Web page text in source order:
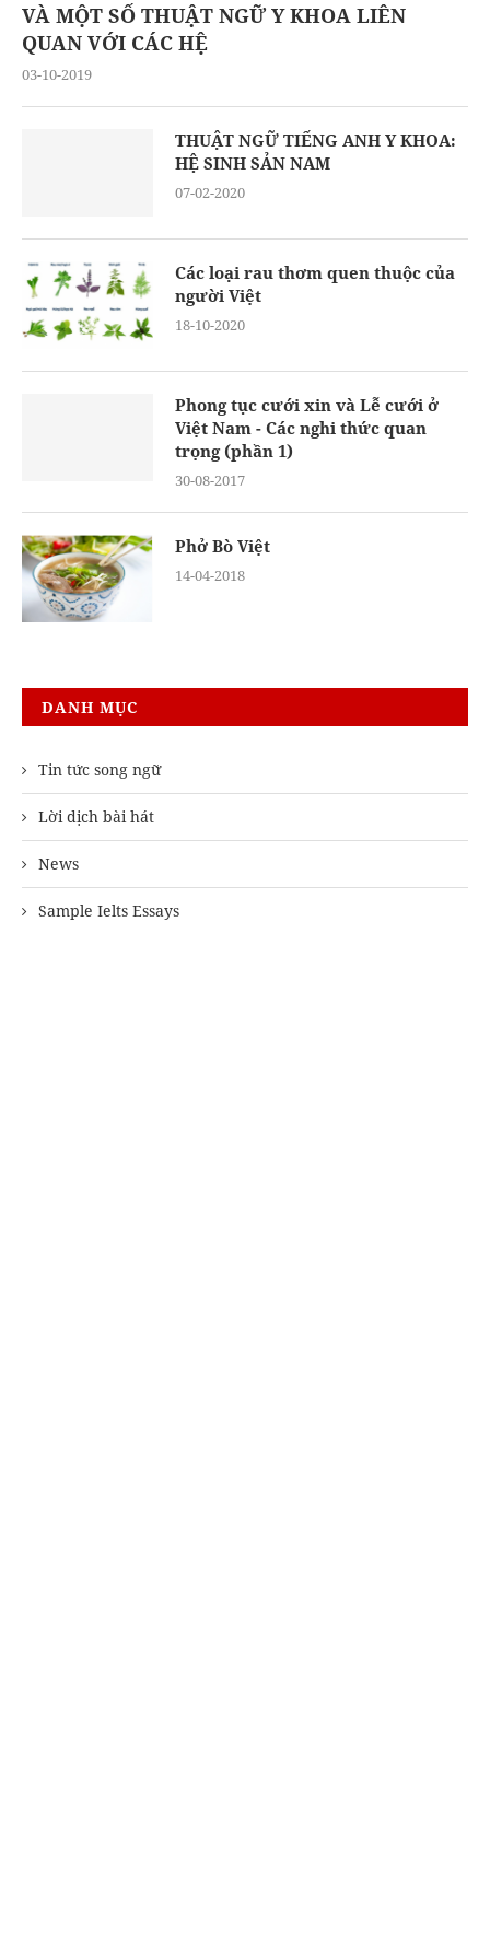
VÀ MỘT SỐ THUẬT NGỮ Y KHOA LIÊN
QUAN VỚI CÁC HỆ
03-10-2019
THUẬT NGỮ TIẾNG ANH Y KHOA:
HỆ SINH SẢN NAM
07-02-2020
Các loại rau thơm quen thuộc của
người Việt
18-10-2020
Phong tục cưới xin và Lễ cưới ở
Việt Nam - Các nghi thức quan
trọng (phần 1)
30-08-2017
Phở Bò Việt
14-04-2018
DANH MỤC
Tin tức song ngữ
Lời dịch bài hát
News
Sample Ielts Essays